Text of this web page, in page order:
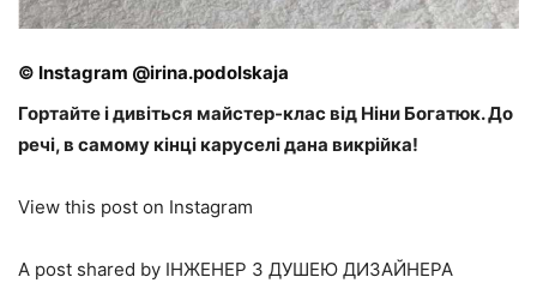
© Instagram @irina.podolskaja
Гортайте і дивіться майстер-клас від Ніни Богатюк. До
речі, в самому кінці каруселі дана викрійка!
View this post on Instagram
A post shared by ІНЖЕНЕР З ДУШЕЮ ДИЗАЙНЕРА